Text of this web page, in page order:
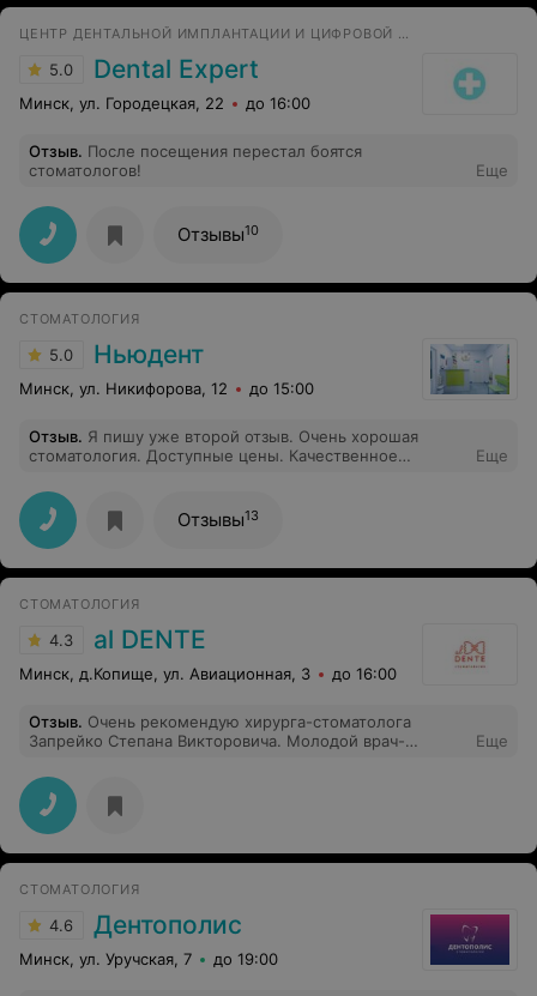
ЦЕНТР ДЕНТАЛЬНОЙ ИМПЛАНТАЦИИ И ЦИФРОВОЙ СТОМАТОЛОГИИ
5.0 Dental Expert
Минск, ул. Городецкая, 22 до 16:00
Отзыв. После посещения перестал боятся
стоматологов!
Еще
Отзывы10
СТОМАТОЛОГИЯ
5.0 Ньюдент
Минск, ул. Никифорова, 12 до 15:00
Отзыв. Я пишу уже второй отзыв. Очень хорошая
стоматология. Доступные цены. Качественное
Чикиной Е.М. Она отличный специалист. Приветливая.
Внимательная. Золотые руки. Мне часто приходилось
обращаться к стоматологам. И она самая ЛУЧШАЯ !
Еще
Отзывы13
СТОМАТОЛОГИЯ
4.3 al DENTE
Минск, д.Копище, ул. Авиационная, 3 до 16:00
Отзыв. Очень рекомендую хирурга-стоматолога
Запрейко Степана Викторовича. Молодой врач-
боли и слез. Правильный бережный подход,
профессиональная подготовка ребенка. Ребенок
теперь не боится посещать стоматолога. Мы очень
довольны. Огромное спасибо!
Еще
СТОМАТОЛОГИЯ
4.6 Дентополис
Минск, ул. Уручская, 7 до 19:00